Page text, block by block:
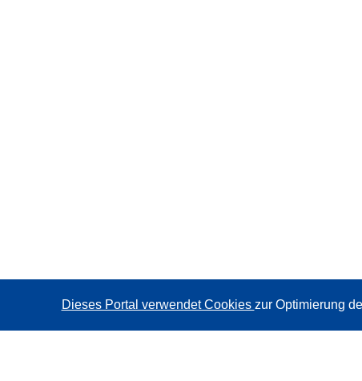
Dieses Portal verwendet Cookies zur Optimierung